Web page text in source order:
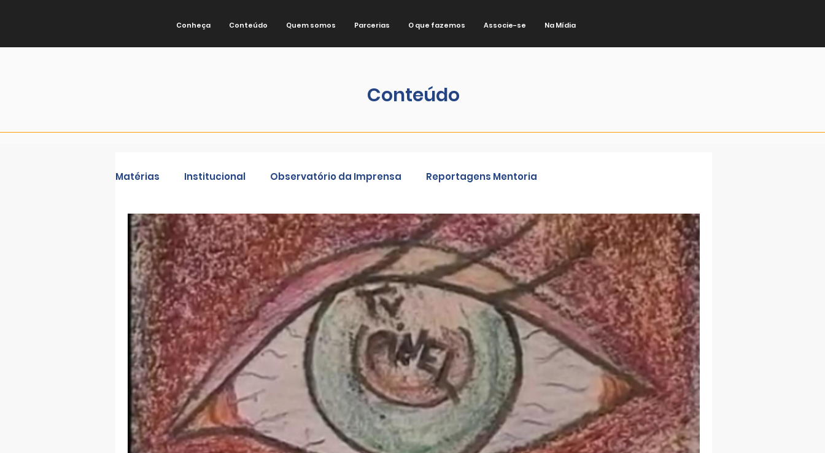
Conheça Conteúdo Quem somos Parcerias O que fazemos Associe-se Na Mídia
Conteúdo
Matérias Institucional Observatório da Imprensa Reportagens Mentoria
Ações de Nossa Comunidade Exclusivo para membros Conhecenças